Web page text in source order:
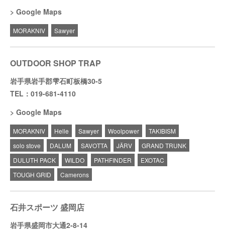
Google Maps
MORAKNIV Sawyer
OUTDOOR SHOP TRAP
岩手県岩手郡雫石町板橋30-5
TEL：019-681-4110
Google Maps
MORAKNIV Helle Sawyer Woolpower
TAKIBISM
solo stove
DALUM SAVOTTA JÄRV
GRAND TRUNK
DULUTH PACK
WILDO PATHFINDER
EXOTAC
TOUGH GRID
Camerons
石井スポーツ 盛岡店
岩手県盛岡市大通2-8-14